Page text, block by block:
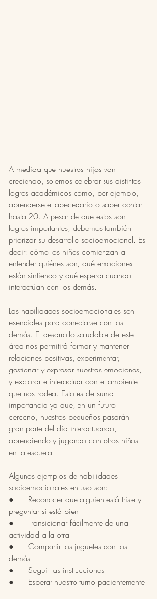
A medida que nuestros hijos van
creciendo, solemos celebrar sus distintos
logros académicos como, por ejemplo,
aprenderse el abecedario o saber contar
hasta 20. A pesar de que estos son
logros importantes, debemos también
priorizar su desarrollo socioemocional. Es
decir: cómo los niños comienzan a
entender quiénes son, qué emociones
están sintiendo y qué esperar cuando
interactúan con los demás.
Las habilidades socioemocionales son
esenciales para conectarse con los
demás. El desarrollo saludable de este
área nos permitirá formar y mantener
relaciones positivas, experimentar,
gestionar y expresar nuestras emociones,
y explorar e interactuar con el ambiente
que nos rodea. Esto es de suma
importancia ya que, en un futuro
cercano, nuestros pequeños pasarán
gran parte del día interactuando,
aprendiendo y jugando con otros niños
en la escuela.
Algunos ejemplos de habilidades
socioemocionales en uso son:
●      Reconocer que alguien está triste y
preguntar si está bien
●      Transicionar fácilmente de una
actividad a la otra
●      Compartir los juguetes con los
demás
●      Seguir las instrucciones
●      Esperar nuestro turno pacientemente